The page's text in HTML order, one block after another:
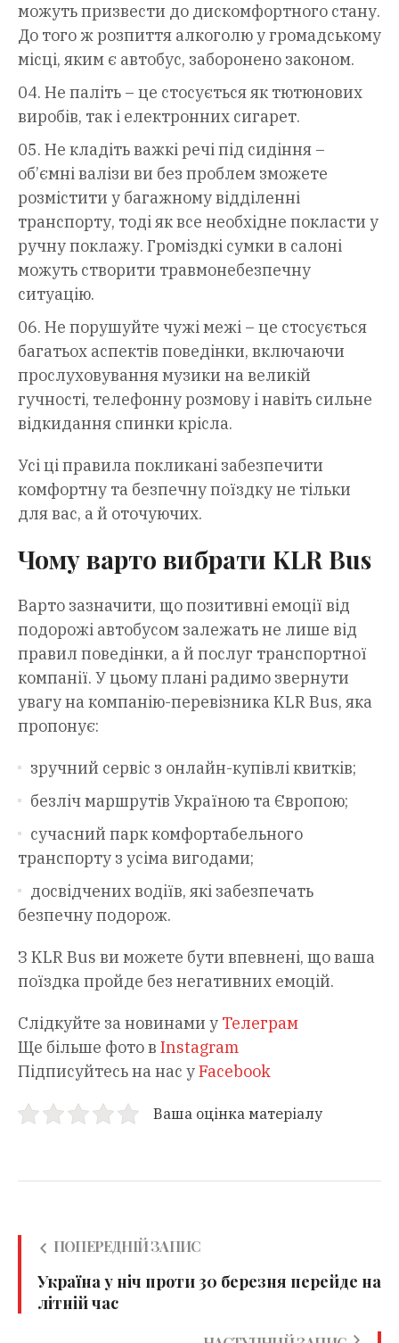
можуть призвести до дискомфортного стану.
До того ж розпиття алкоголю у громадському
місці, яким є автобус, заборонено законом.
Не паліть – це стосується як тютюнових
виробів, так і електронних сигарет.
Не кладіть важкі речі під сидіння –
об’ємні валізи ви без проблем зможете
розмістити у багажному відділенні
транспорту, тоді як все необхідне покласти у
ручну поклажу. Громіздкі сумки в салоні
можуть створити травмонебезпечну
ситуацію.
Не порушуйте чужі межі – це стосується
багатьох аспектів поведінки, включаючи
прослуховування музики на великій
гучності, телефонну розмову і навіть сильне
відкидання спинки крісла.
Усі ці правила покликані забезпечити
комфортну та безпечну поїздку не тільки
для вас, а й оточуючих.
Чому варто вибрати KLR Bus
Варто зазначити, що позитивні емоції від
подорожі автобусом залежать не лише від
правил поведінки, а й послуг транспортної
компанії. У цьому плані радимо звернути
увагу на компанію-перевізника KLR Bus, яка
пропонує:
зручний сервіс з онлайн-купівлі квитків;
безліч маршрутів Україною та Європою;
сучасний парк комфортабельного
транспорту з усіма вигодами;
досвідчених водіїв, які забезпечать
безпечну подорож.
З KLR Bus ви можете бути впевнені, що ваша
поїздка пройде без негативних емоцій.
Слідкуйте за новинами у Телеграм
Ще більше фото в Instagram
Підписуйтесь на нас уFacebook
Ваша оцінка матеріалу
ПОПЕРЕДНІЙ ЗАПИС
Україна у ніч проти 30 березня перейде на
літній час